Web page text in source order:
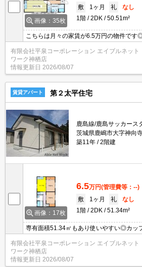
画像：35枚
敷
1ヶ月 礼
なし
1階
2DK 50.51m²
こちらは月々の家賃が6.5万円の物件です
好きな方にオススメの物件です◎収納は
クスなどが備え付けられているので、衣類
ます◎身支度にもお使いいただける、独
ネットの回線工事が済んでいるのですぐに
有限会社平泉コーポレーション エイブルネット
ワーク神栖店
情報更新日 2026/08/07
賃貸アパート 第２太平住宅
鹿島線/鹿島サッカース
茨城県鹿嶋市大字神向
築11年
2階建
画像：17枚
6.5万円(管理費等：--)
敷
1ヶ月 礼
なし
1階
2DK 51.34m²
専有面積51.34㎡もあり使いやすい◎カッ
物件で、とても快適な暮らし◎収納はク
スなど豊富なので、広々と空間を利用す
身支度を一箇所でできる洗面化粧台は、
回線工事が必要ない、経済的なネット回線
有限会社平泉コーポレーション エイブルネット
ワーク神栖店
情報更新日 2026/08/07